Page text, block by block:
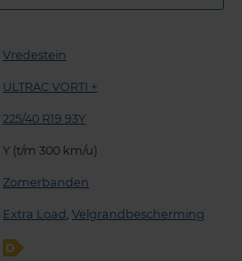
Vredestein
ULTRAC VORTI +
225/40 R19 93Y
Y (t/m 300 km/u)
Zomerbanden
Extra Load , Velgrandbescherming
D